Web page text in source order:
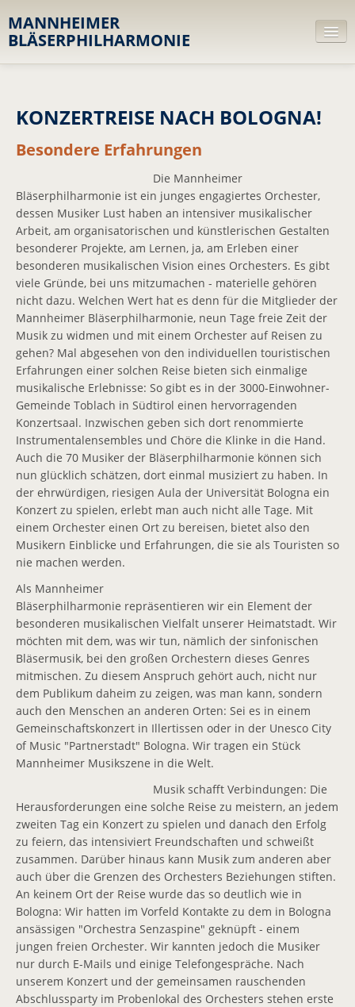
MANNHEIMER
BLÄSERPHILHARMONIE
Leitbild
MusikerInnen
Ensembles
Diskografie
Repertoire
Trägerverein
Projekte
Aktuelle Termine
Wettbewerbe
Aufwind-Wettbewerb
Konzerte
Reisen
Geschichte
Freunde
Freundeskreis
Förderer und Sponsoren
Infos
Mitspielen
Pressebilder
Pressespiegel
Kontakt
Ansprechpartner
Newsletter
Facebook
KONZERTREISE NACH BOLOGNA!
Besondere Erfahrungen
Die Mannheimer
Bläserphilharmonie ist ein junges engagiertes Orchester,
dessen Musiker Lust haben an intensiver musikalischer
Arbeit, am organisatorischen und künstlerischen Gestalten
besonderer Projekte, am Lernen, ja, am Erleben einer
besonderen musikalischen Vision eines Orchesters. Es gibt
viele Gründe, bei uns mitzumachen - materielle gehören
nicht dazu. Welchen Wert hat es denn für die Mitglieder der
Mannheimer Bläserphilharmonie, neun Tage freie Zeit der
Musik zu widmen und mit einem Orchester auf Reisen zu
gehen? Mal abgesehen von den individuellen touristischen
Erfahrungen einer solchen Reise bieten sich einmalige
musikalische Erlebnisse: So gibt es in der 3000-Einwohner-
Gemeinde Toblach in Südtirol einen hervorragenden
Konzertsaal. Inzwischen geben sich dort renommierte
Instrumentalensembles und Chöre die Klinke in die Hand.
Auch die 70 Musiker der Bläserphilharmonie können sich
nun glücklich schätzen, dort einmal musiziert zu haben. In
der ehrwürdigen, riesigen Aula der Universität Bologna ein
Konzert zu spielen, erlebt man auch nicht alle Tage. Mit
einem Orchester einen Ort zu bereisen, bietet also den
Musikern Einblicke und Erfahrungen, die sie als Touristen so
nie machen werden.
Als Mannheimer
Bläserphilharmonie repräsentieren wir ein Element der
besonderen musikalischen Vielfalt unserer Heimatstadt. Wir
möchten mit dem, was wir tun, nämlich der sinfonischen
Bläsermusik, bei den großen Orchestern dieses Genres
mitmischen. Zu diesem Anspruch gehört auch, nicht nur
dem Publikum daheim zu zeigen, was man kann, sondern
auch den Menschen an anderen Orten: Sei es in einem
Gemeinschaftskonzert in Illertissen oder in der Unesco City
of Music "Partnerstadt" Bologna. Wir tragen ein Stück
Mannheimer Musikszene in die Welt.
Musik schafft Verbindungen: Die
Herausforderungen eine solche Reise zu meistern, an jedem
zweiten Tag ein Konzert zu spielen und danach den Erfolg
zu feiern, das intensiviert Freundschaften und schweißt
zusammen. Darüber hinaus kann Musik zum anderen aber
auch über die Grenzen des Orchesters Beziehungen stiften.
An keinem Ort der Reise wurde das so deutlich wie in
Bologna: Wir hatten im Vorfeld Kontakte zu dem in Bologna
ansässigen "Orchestra Senzaspine" geknüpft - einem
jungen freien Orchester. Wir kannten jedoch die Musiker
nur durch E-Mails und einige Telefongespräche. Nach
unserem Konzert und der gemeinsamen rauschenden
Abschlussparty im Probenlokal des Orchesters stehen erste